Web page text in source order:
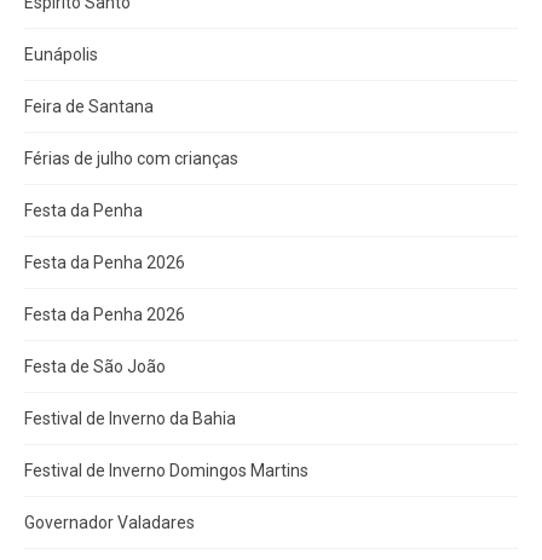
Eunápolis
Feira de Santana
Férias de julho com crianças
Festa da Penha
Festa da Penha 2026
Festa da Penha 2026
Festa de São João
Festival de Inverno da Bahia
Festival de Inverno Domingos Martins
Governador Valadares